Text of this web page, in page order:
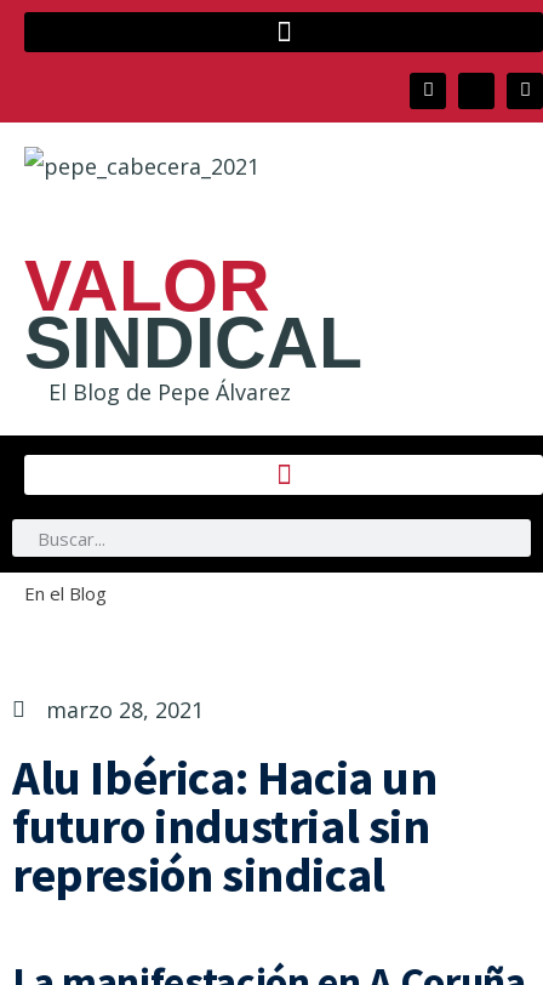
VALOR
SINDICAL
El Blog de Pepe Álvarez
En el Blog
marzo 28, 2021
Alu Ibérica: Hacia un
futuro industrial sin
represión sindical